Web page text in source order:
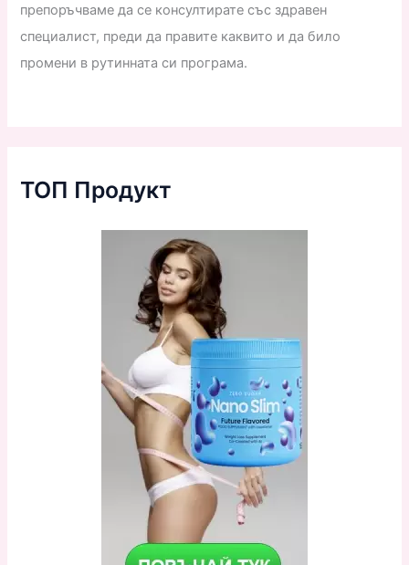
препоръчваме да се консултирате със здравен
специалист, преди да правите каквито и да било
промени в рутинната си програма.
ТОП Продукт